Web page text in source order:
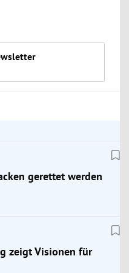
gerettet werden
zeigt Visionen für